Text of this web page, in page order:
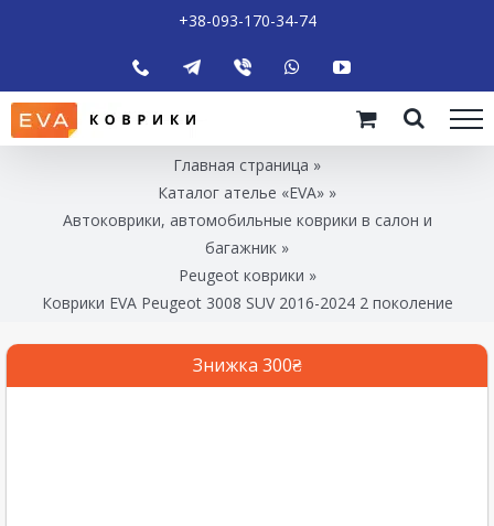
+38-093-170-34-74
Главная страница »
Каталог ателье «EVA» »
Автоковрики, автомобильные коврики в салон и
багажник »
Peugeot коврики »
Коврики EVA Peugeot 3008 SUV 2016-2024 2 поколение
Знижка 300₴